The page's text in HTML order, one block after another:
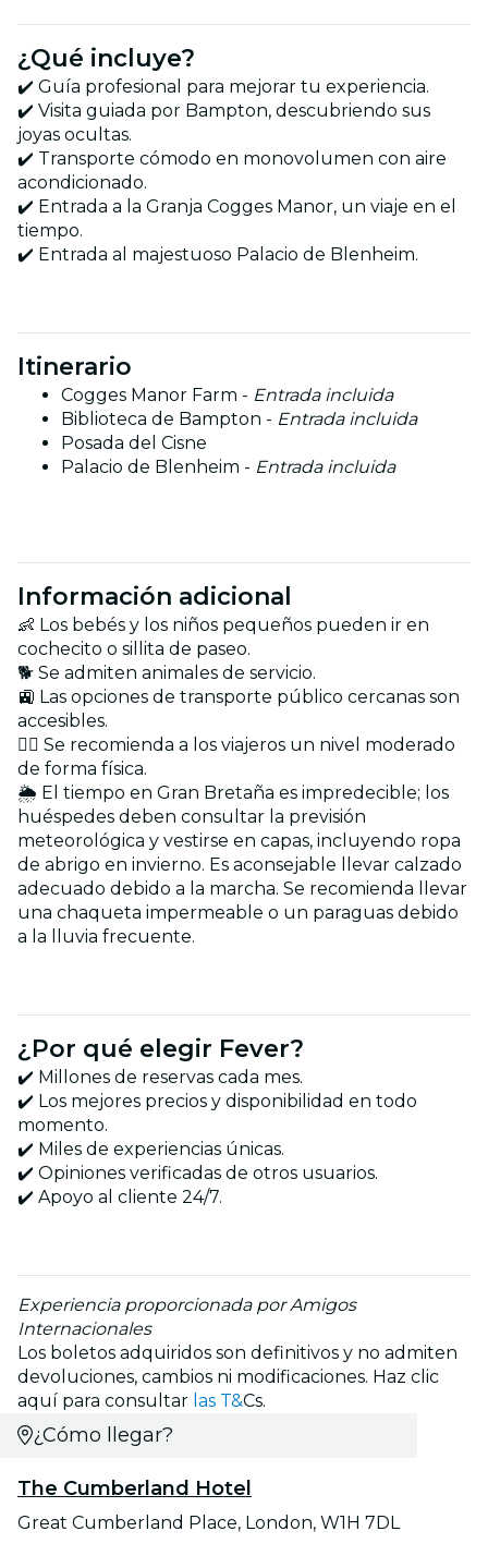
¿Qué incluye?
✔️ Guía profesional para mejorar tu experiencia.
✔️ Visita guiada por Bampton, descubriendo sus
joyas ocultas.
✔️ Transporte cómodo en monovolumen con aire
acondicionado.
✔️ Entrada a la Granja Cogges Manor, un viaje en el
tiempo.
✔️ Entrada al majestuoso Palacio de Blenheim.
Itinerario
Cogges Manor Farm - Entrada incluida
Biblioteca de Bampton - Entrada incluida
Posada del Cisne
Palacio de Blenheim - Entrada incluida
Información adicional
👶 Los bebés y los niños pequeños pueden ir en
cochecito o sillita de paseo.
🐕 Se admiten animales de servicio.
🚉 Las opciones de transporte público cercanas son
accesibles.
🏋️‍♂️ Se recomienda a los viajeros un nivel moderado
de forma física.
🌦️ El tiempo en Gran Bretaña es impredecible; los
huéspedes deben consultar la previsión
meteorológica y vestirse en capas, incluyendo ropa
de abrigo en invierno. Es aconsejable llevar calzado
adecuado debido a la marcha. Se recomienda llevar
una chaqueta impermeable o un paraguas debido
a la lluvia frecuente.
¿Por qué elegir Fever?
✔️ Millones de reservas cada mes.
✔️ Los mejores precios y disponibilidad en todo
momento.
✔️ Miles de experiencias únicas.
✔️ Opiniones verificadas de otros usuarios.
✔️ Apoyo al cliente 24/7.
Experiencia proporcionada por Amigos
Internacionales
Los boletos adquiridos son definitivos y no admiten
devoluciones, cambios ni modificaciones. Haz clic
aquí para consultar las T&Cs.
¿Cómo llegar?
The Cumberland Hotel
Great Cumberland Place, London, W1H 7DL